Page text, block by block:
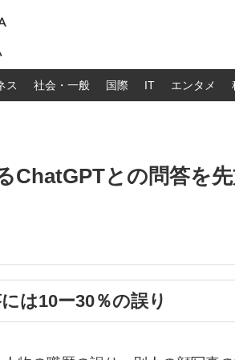
ス 社会・一般 国際 IT エンタメ
ChatGPTとの問答を
は10ー30％の誤り